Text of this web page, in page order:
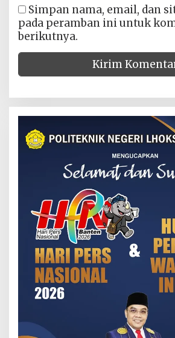
Simpan nama, email, dan
pada peramban ini untuk
berikutnya.